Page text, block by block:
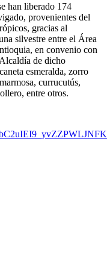
han liberado 174
provenientes del
gracias al
silvestre entre el Área
en convenio con
de dicho
esmeralda, zorro
currucutús,
entre otros.